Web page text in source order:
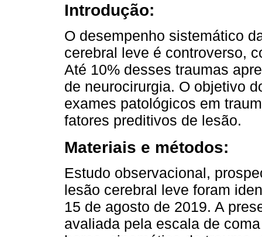
Introdução:
O desempenho sistemático
cerebral leve é ​​controverso,
Até 10% desses traumas
de neurocirurgia. O objetivo
exames patológicos em
fatores preditivos de lesão.
Materiais e métodos:
Estudo observacional,
lesão cerebral leve foram
15 de agosto de 2019. A
avaliada pela escala de